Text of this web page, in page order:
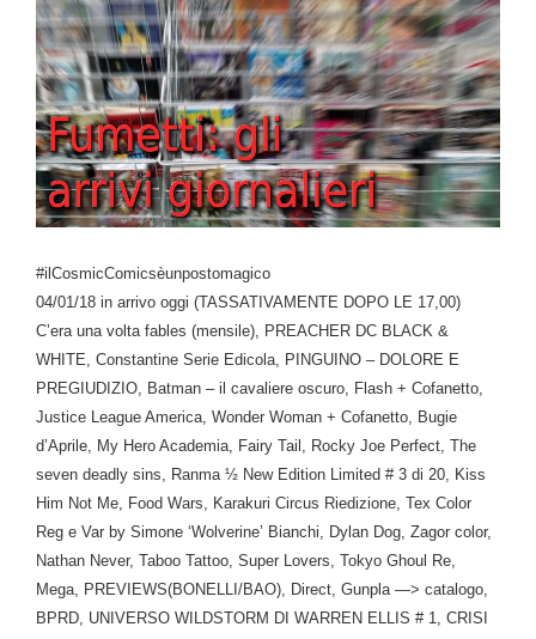
#ilCosmicComicsèunpostomagico
04/01/18 in arrivo oggi (TASSATIVAMENTE DOPO LE 17,00)
C’era una volta fables (mensile), PREACHER DC BLACK &
WHITE, Constantine Serie Edicola, PINGUINO – DOLORE E
PREGIUDIZIO, Batman – il cavaliere oscuro, Flash + Cofanetto,
Justice League America, Wonder Woman + Cofanetto, Bugie
d’Aprile, My Hero Academia, Fairy Tail, Rocky Joe Perfect, The
seven deadly sins, Ranma ½ New Edition Limited # 3 di 20, Kiss
Him Not Me, Food Wars, Karakuri Circus Riedizione, Tex Color
Reg e Var by Simone ‘Wolverine’ Bianchi, Dylan Dog, Zagor color,
Nathan Never, Taboo Tattoo, Super Lovers, Tokyo Ghoul Re,
Mega, PREVIEWS(BONELLI/BAO), Direct, Gunpla —> catalogo,
BPRD, UNIVERSO WILDSTORM DI WARREN ELLIS # 1, CRISI